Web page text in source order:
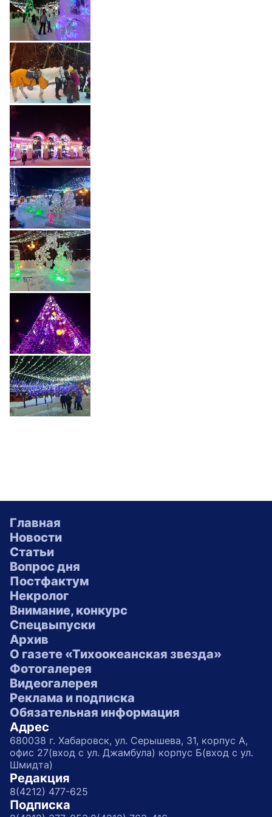
Главная
Новости
Статьи
Вопрос дня
Постфактум
Некролог
Внимание, конкурс
Спецвыпуски
Архив
О газете «Тихоокеанская звезда»
Фотогалерея
Видеогалерея
Реклама и подписка
Обязательная информация
Адрес
680038 г. Хабаровск, ул. Серышева, 31, корпус А,
офис 27(вход с ул. Джамбула) корпус Б(вход с ул.
Шмидта)
Редакция
8(4212) 477-625
Подписка